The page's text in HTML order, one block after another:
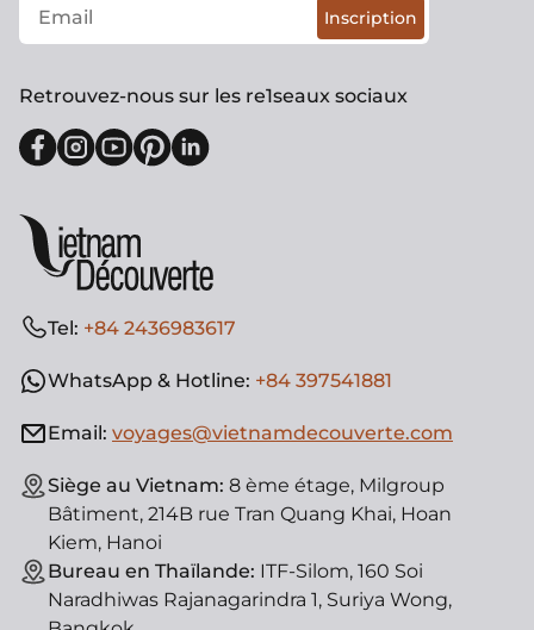
Tel: +84 2436983617
WhatsApp & Hotline: +84 397541881
Email: voyages@vietnamdecouverte.com
Siège au Vietnam: 8 ème étage, Milgroup
Bâtiment, 214B rue Tran Quang Khai, Hoan
Kiem, Hanoi
Bureau en Thaïlande: ITF-Silom, 160 Soi
Naradhiwas Rajanagarindra 1, Suriya Wong,
Inscription
Retrouvez-nous sur les re1seaux sociaux